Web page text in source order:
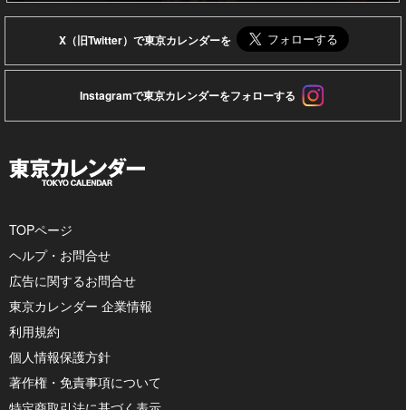
X（旧Twitter）で東京カレンダーを
Instagramで東京カレンダーをフォローする
TOPページ
ヘルプ・お問合せ
広告に関するお問合せ
東京カレンダー 企業情報
利用規約
個人情報保護方針
著作権・免責事項について